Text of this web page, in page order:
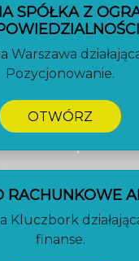
SPÓŁKA Z
Warszawa
Pozycjonowanie.
OTWÓRZ
RACHUNKOWE
Kluczbork
finanse.